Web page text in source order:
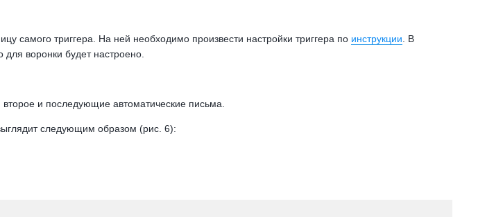
самого триггера. На ней необходимо произвести настройки триггера по инструкции . В
для воронки будет настроено.
и последующие автоматические письма.
следующим образом (рис. 6):